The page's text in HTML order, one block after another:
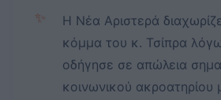
✨
Η Νέα Αριστερά
κόμμα του κ. Τσίπρα
οδήγησε σε απώλεια
κοινωνικού ακροατηρίου